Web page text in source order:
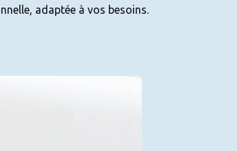
adaptée à vos besoins.